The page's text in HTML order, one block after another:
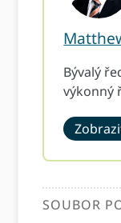
Bývalý
výkonný
SOUBOR